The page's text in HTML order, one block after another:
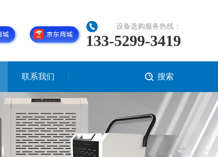
搜索
设备选购服务热线：
133-5299-3419
联系我们